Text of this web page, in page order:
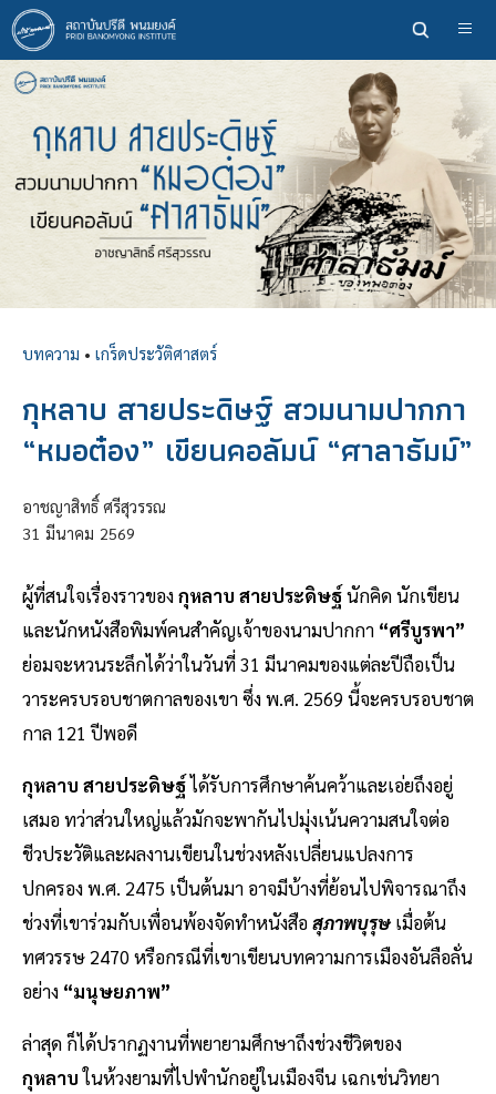
ข้าม
ไป
ยัง
เนื้อหา
หลัก
บทความ • เกร็ดประวัติศาสตร์
กุหลาบ สายประดิษฐ์ สวมนามปากกา
“หมอต๋อง” เขียนคอลัมน์ “ศาลาธัมม์”
อาชญาสิทธิ์ ศรีสุวรรณ
31 มีนาคม 2569
ผู้ที่สนใจเรื่องราวของกุหลาบ สายประดิษฐ์นักคิด นักเขียน
และนักหนังสือพิมพ์คนสำคัญเจ้าของนามปากกา “ศรีบูรพา”
ย่อมจะหวนระลึกได้ว่าในวันที่ 31 มีนาคมของแต่ละปีถือเป็น
วาระครบรอบชาตกาลของเขา ซึ่ง พ.ศ. 2569 นี้จะครบรอบชาต
กาล 121 ปีพอดี
กุหลาบ สายประดิษฐ์ได้รับการศึกษาค้นคว้าและเอ่ยถึงอยู่
เสมอ ทว่าส่วนใหญ่แล้วมักจะพากันไปมุ่งเน้นความสนใจต่อ
ชีวประวัติและผลงานเขียนในช่วงหลังเปลี่ยนแปลงการ
ปกครอง พ.ศ. 2475 เป็นต้นมา อาจมีบ้างที่ย้อนไปพิจารณาถึง
ช่วงที่เขาร่วมกับเพื่อนพ้องจัดทำหนังสือสุภาพบุรุษเมื่อต้น
ทศวรรษ 2470 หรือกรณีที่เขาเขียนบทความการเมืองอันลือลั่น
อย่าง “มนุษยภาพ”
ล่าสุด ก็ได้ปรากฏงานที่พยายามศึกษาถึงช่วงชีวิตของ
กุหลาบในห้วงยามที่ไปพำนักอยู่ในเมืองจีน เฉกเช่นวิทยา